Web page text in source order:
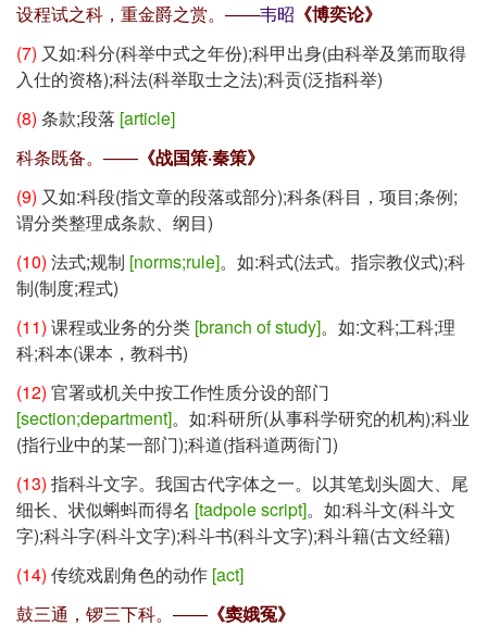
设程试之科，重金爵之赏。——韦昭 《博奕论》
(7) 又如:科分(科举中式之年份);科甲出身(由科举及第而取得
入仕的资格);科法(科举取士之法);科贡(泛指科举)
(8) 条款;段落 [article]
科条既备。—— 《战国策·秦策》
(9) 又如:科段(指文章的段落或部分);科条(科目，项目;条例;
谓分类整理成条款、纲目)
(10) 法式;规制 [norms;rule]。如:科式(法式。指宗教仪式);科
制(制度;程式)
(11) 课程或业务的分类 [branch of study]。如:文科;工科;理
科;科本(课本，教科书)
(12) 官署或机关中按工作性质分设的部门
[section;department]。如:科研所(从事科学研究的机构);科业
(指行业中的某一部门);科道(指科道两衙门)
(13) 指科斗文字。我国古代字体之一。以其笔划头圆大、尾
细长、状似蝌蚪而得名 [tadpole script]。如:科斗文(科斗文
字);科斗字(科斗文字);科斗书(科斗文字);科斗籍(古文经籍)
(14) 传统戏剧角色的动作 [act]
鼓三通，锣三下科。—— 《窦娥冤》